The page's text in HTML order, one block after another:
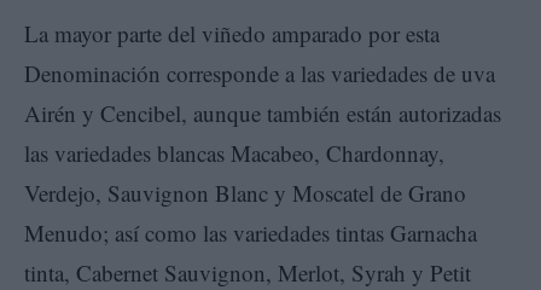
La mayor parte del viñedo amparado por esta
Denominación corresponde a las variedades de uva
Airén y Cencibel, aunque también están autorizadas
las variedades blancas Macabeo, Chardonnay,
Verdejo, Sauvignon Blanc y Moscatel de Grano
Menudo; así como las variedades tintas Garnacha
tinta, Cabernet Sauvignon, Merlot, Syrah y Petit